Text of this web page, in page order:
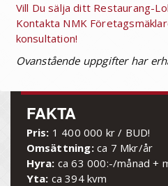
Vill Du sälja ditt Restaurang-
Kontakta NMK
konsultation!
Ovanstående uppgifter har
FAKTA
Pris: 1 400 000 kr / BUD!
Omsättning: ca 7 Mkr/år
Hyra: ca 63 000:-/månad +
Yta: ca 394 kvm